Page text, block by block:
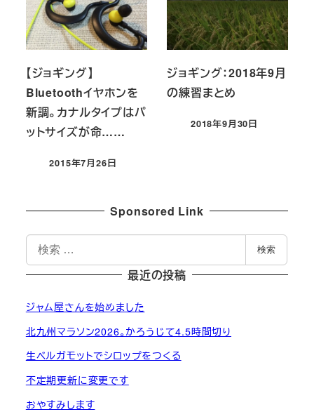
【ジョギング】
Bluetoothイヤホンを
新調。カナルタイプはパ
ットサイズが命……
投稿日
2015年7月26日
ジョギング：2018年9月
の練習まとめ
投稿日
2018年9月30日
Sponsored Link
検
索
検索
最近の投稿
ジャム屋さんを始めました
北九州マラソン2026。かろうじて4.5時間切り
生ベルガモットでシロップをつくる
不定期更新に変更です
おやすみします